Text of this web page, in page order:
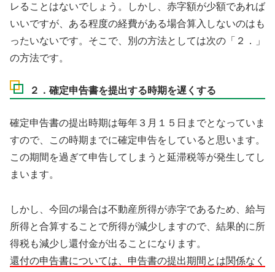
レることはないでしょう。しかし、赤字額が少額であれば
いいですが、ある程度の経費がある場合算入しないのはも
ったいないです。そこで、別の方法としては次の「２．」
の方法です。
２．確定申告書を提出する時期を遅くする
確定申告書の提出時期は毎年３月１５日までとなっていま
すので、この時期までに確定申告をしていると思います。
この期間を過ぎて申告してしまうと延滞税等が発生してし
まいます。
しかし、今回の場合は不動産所得が赤字であるため、給与
所得と合算することで所得が減少しますので、結果的に所
得税も減少し還付金が出ることになります。
還付の申告書については、申告書の提出期間とは関係なく